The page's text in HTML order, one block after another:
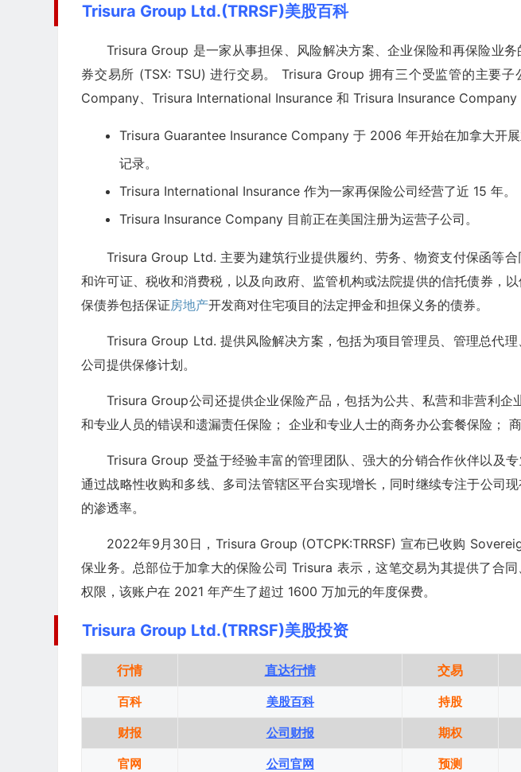
Trisura Group Ltd.(TRRSF)美股百科
Trisura Group 是一家从事担保、风险解决方案、企业保险和再保险业
券交易所 (TSX: TSU) 进行交易。 Trisura Group 拥有三个受监管的主要
Company、Trisura International Insurance 和 Trisura Insurance Company
Trisura Guarantee Insurance Company 于 2006 年开始在加拿大开
记录。
Trisura International Insurance 作为一家再保险公司经营了近 15 年。
Trisura Insurance Company 目前正在美国注册为运营子公司。
Trisura Group Ltd. 主要为建筑行业提供履约、劳务、物资支付保函等
和许可证、税收和消费税，以及向政府、监管机构或法院提供的信托债券，
保债券包括保证房地产开发商对住宅项目的法定押金和担保义务的债券。
Trisura Group Ltd. 提供风险解决方案，包括为项目管理员、管理总代
公司提供保修计划。
Trisura Group公司还提供企业保险产品，包括为公共、私营和非营利企
和专业人员的错误和遗漏责任保险； 企业和专业人士的商务办公套餐保险；
Trisura Group 受益于经验丰富的管理团队、强大的分销合作伙伴以及
通过战略性收购和多线、多司法管辖区平台实现增长，同时继续专注于公司
的渗透率。
2022年9月30日，Trisura Group (OTCPK:TRRSF) 宣布已收购
保业务。总部位于加拿大的保险公司 Trisura 表示，这笔交易为其提供了合
权限，该账户在 2021 年产生了超过 1600 万加元的年度保费。
Trisura Group Ltd.(TRRSF)美股投资
行情 直达行情 交易
百科 美股百科 持股
财报 公司财报 期权
官网 公司官网 预测